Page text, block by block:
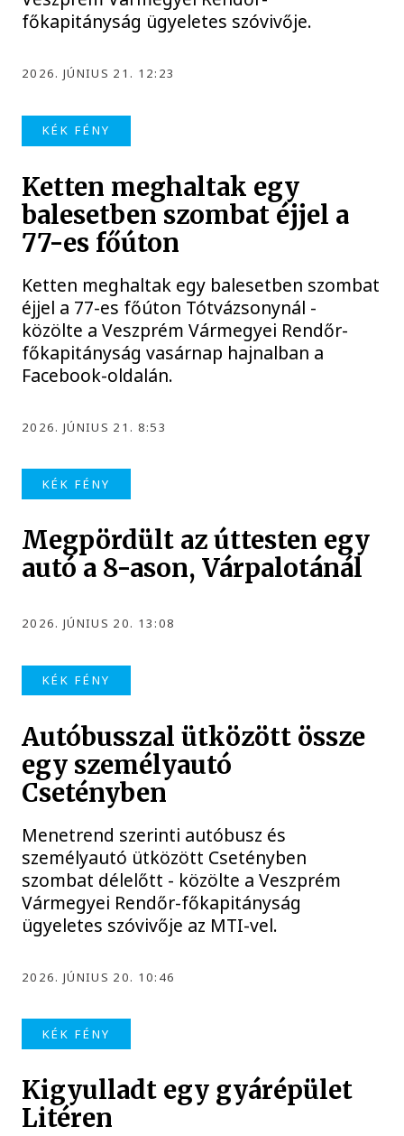
főkapitányság ügyeletes szóvivője.
2026. JÚNIUS 21. 12:23
KÉK FÉNY
Ketten meghaltak egy
balesetben szombat éjjel a
77-es főúton
Ketten meghaltak egy balesetben szombat
éjjel a 77-es főúton Tótvázsonynál -
közölte a Veszprém Vármegyei Rendőr-
főkapitányság vasárnap hajnalban a
Facebook-oldalán.
2026. JÚNIUS 21. 8:53
KÉK FÉNY
Megpördült az úttesten egy
autó a 8-ason, Várpalotánál
2026. JÚNIUS 20. 13:08
KÉK FÉNY
Autóbusszal ütközött össze
egy személyautó
Csetényben
Menetrend szerinti autóbusz és
személyautó ütközött Csetényben
szombat délelőtt - közölte a Veszprém
Vármegyei Rendőr-főkapitányság
ügyeletes szóvivője az MTI-vel.
2026. JÚNIUS 20. 10:46
KÉK FÉNY
Kigyulladt egy gyárépület
Litéren